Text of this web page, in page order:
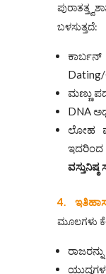
ಬಳಸುತ್ತದೆ:
ಮಣ್ಣು
DNA
ಲೋಹ
ವಸ್ತುನಿಷ್ಠ
4.
ಮೂಲಗಳು